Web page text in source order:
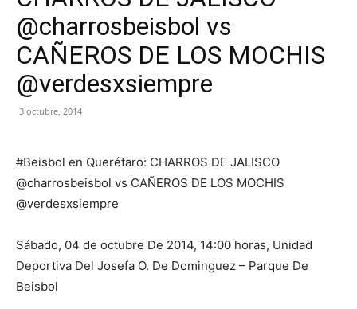
@charrosbeisbol vs
CAÑEROS DE LOS MOCHIS
@verdesxsiempre
3 octubre, 2014
#Beisbol en Querétaro: CHARROS DE JALISCO
@charrosbeisbol vs CAÑEROS DE LOS MOCHIS
@verdesxsiempre
Sábado, 04 de octubre De 2014, 14:00 horas, Unidad
Deportiva Del Josefa O. De Dominguez – Parque De
Beisbol